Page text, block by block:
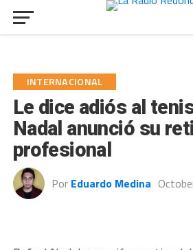
INTERNACIONAL
Le dice adiós al
Nadal anunció su
profesional
Por Eduardo Medina